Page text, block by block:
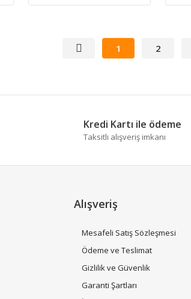
1 2
Kredi Kartı ile ödeme
Taksitli alışveriş imkanı
Alışveriş
Mesafeli Satış Sözleşmesi
Ödeme ve Teslimat
Gizlilik ve Güvenlik
Garanti Şartları